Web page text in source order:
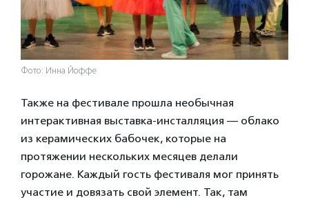
Фото: Инна Йоффе
Также на фестивале прошла необычная
интерактивная выставка-инсталляция — облако
из керамических бабочек, которые на
протяжении нескольких месяцев делали
горожане. Каждый гость фестиваля мог принять
участие и довязать свой элемент. Так, там